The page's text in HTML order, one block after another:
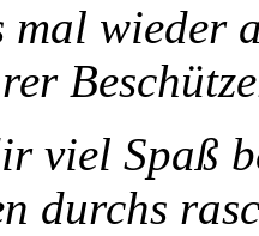
mal wieder
viel Spaß
durchs